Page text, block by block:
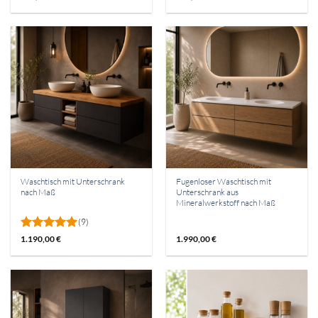
Waschtisch mit Unterschrank
nach Maß
Bewertet
(9)
1.190,00€
Fugenloser Waschtisch mit
Unterschrank aus
Mineralwerkstoff nach Maß
1.990,00€